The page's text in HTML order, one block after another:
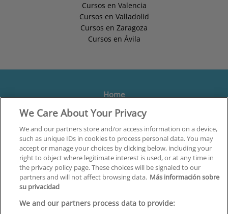
Cursos en Valencia
Cursos en Valladolid
Cursos en Zaragoza
Cursos en Ávila
Home
Formación
Centros
Orientación
Quiénes somos
Contacta
Aviso Legal
We Care About Your Privacy
We and our partners store and/or access information on a device,
such as unique IDs in cookies to process personal data. You may
accept or manage your choices by clicking below, including your
right to object where legitimate interest is used, or at any time in
the privacy policy page. These choices will be signaled to our
partners and will not affect browsing data. Más información sobre
su privacidad
We and our partners process data to provide: